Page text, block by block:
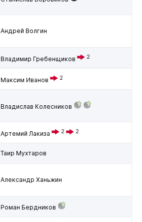
Андрей Волгин
Владимир Гребенщиков 2
Максим Иванов 2
Владислав Колесников
Артемий Лакиза 2 2
Таир Мухтаров
Александр Ханьжин
Роман Бердников